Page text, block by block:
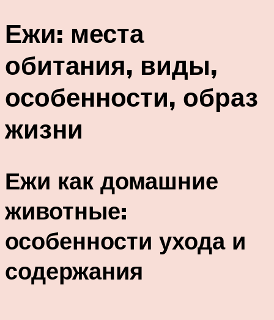
Ежи: места
обитания, виды,
особенности, образ
жизни
Ежи как домашние
животные:
особенности ухода и
содержания